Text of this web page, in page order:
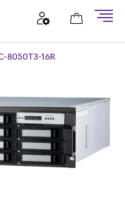
8050T3-16R